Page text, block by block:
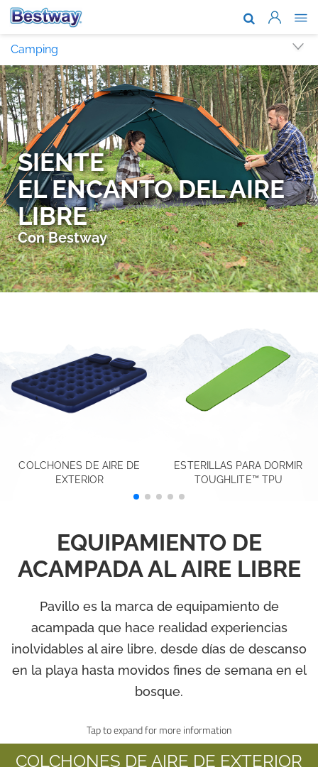
Acerca de
Soporte
Dónde
Noticias
Trabaja
Camping